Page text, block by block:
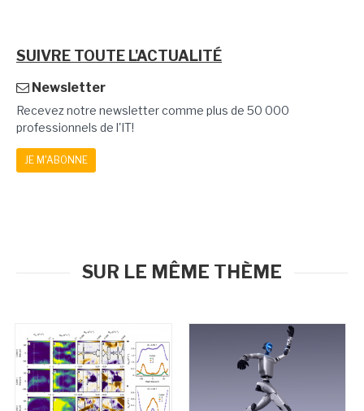
SUIVRE TOUTE L'ACTUALITÉ
Newsletter
Recevez notre newsletter comme plus de 50 000
professionnels de l'IT!
JE M'ABONNE
SUR LE MÊME THÈME